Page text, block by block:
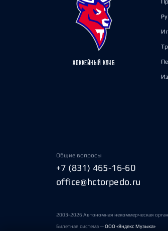
ХОККЕЙНЫЙ КЛУБ
Общие вопросы
+7 (831) 465-16-60
office@hctorpedo.ru
2003-2026 Автономная некоммерческая
Билетная система —ООО «Яндекс Музыка»